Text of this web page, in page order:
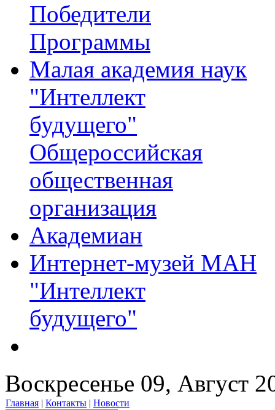
Победители
Программы
Малая академия наук
"Интеллект
будущего"
Общероссийская
общественная
организация
Академиан
Интернет-музей МАН
"Интеллект
будущего"
Воскресенье 09, Август
Главная | Контакты | Новости